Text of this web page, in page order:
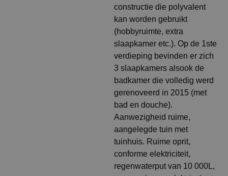
constructie die polyvalent
kan worden gebruikt
(hobbyruimte, extra
slaapkamer etc.). Op de 1ste
verdieping bevinden er zich
3 slaapkamers alsook de
badkamer die volledig werd
gerenoveerd in 2015 (met
bad en douche).
Aanwezigheid ruime,
aangelegde tuin met
tuinhuis. Ruime oprit,
conforme elektriciteit,
regenwaterput van 10 000L,